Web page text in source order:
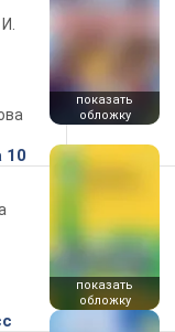
показать
обложку
10
показать
обложку